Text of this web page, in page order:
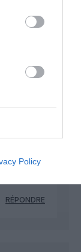
Policy
- 10 h 42
classes.
entre
de
son ex
RÉPONDRE